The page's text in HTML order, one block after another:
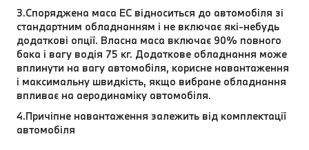
3.Споряджена маса EC відноситься до автомобіля зі
стандартним обладнанням і не включає які-небудь
додаткові опції. Власна маса включає 90% повного
бака і вагу водія 75 кг. Додаткове обладнання може
вплинути на вагу автомобіля, корисне навантаження
і максимальну швидкість, якщо вибране обладнання
впливає на аеродинаміку автомобіля.
4.Причіпне навантаження залежить від комплектації
автомобіля